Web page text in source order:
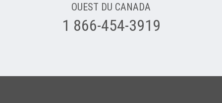
OUEST DU CANADA
1 866-454-3919